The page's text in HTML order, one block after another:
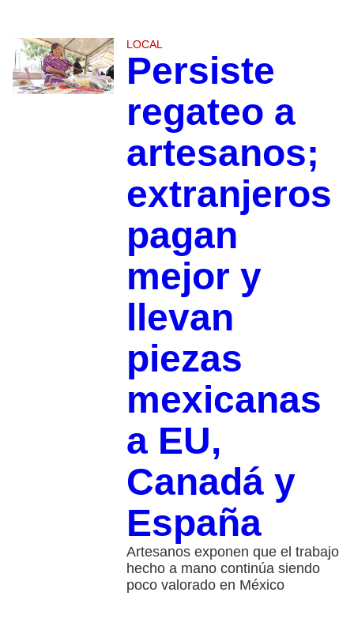
LOCAL
Persiste
regateo a
artesanos;
extranjeros
pagan
mejor y
llevan
piezas
mexicanas
a EU,
Canadá y
España
Artesanos exponen que el trabajo
hecho a mano continúa siendo
poco valorado en México